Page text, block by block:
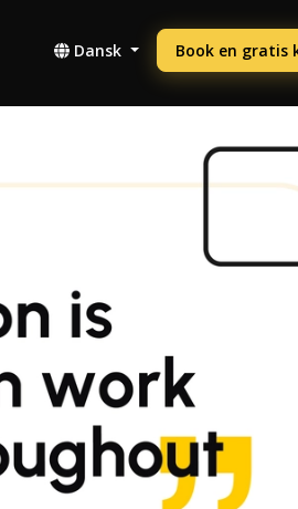
Dansk Book en gratis